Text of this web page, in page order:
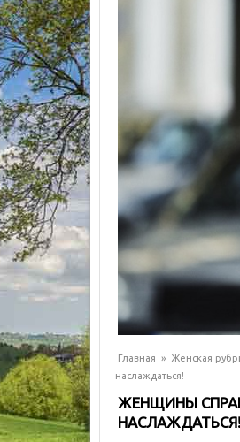
Главная » Женская
наслаждаться!
ЖЕНЩИНЫ
НАСЛАЖДАТЬСЯ!